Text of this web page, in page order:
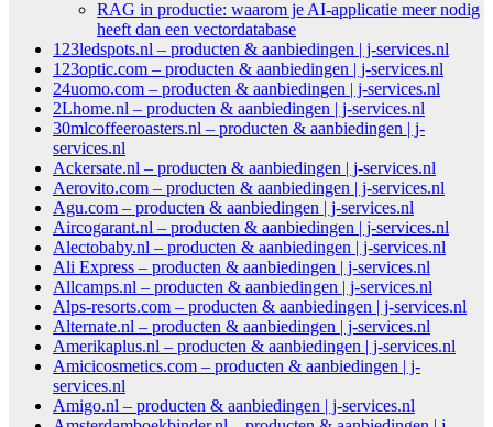
RAG in productie: waarom je AI-applicatie meer nodig
heeft dan een vectordatabase
123ledspots.nl – producten & aanbiedingen | j-services.nl
123optic.com – producten & aanbiedingen | j-services.nl
24uomo.com – producten & aanbiedingen | j-services.nl
2Lhome.nl – producten & aanbiedingen | j-services.nl
30mlcoffeeroasters.nl – producten & aanbiedingen | j-
services.nl
Ackersate.nl – producten & aanbiedingen | j-services.nl
Aerovito.com – producten & aanbiedingen | j-services.nl
Agu.com – producten & aanbiedingen | j-services.nl
Aircogarant.nl – producten & aanbiedingen | j-services.nl
Alectobaby.nl – producten & aanbiedingen | j-services.nl
Ali Express – producten & aanbiedingen | j-services.nl
Allcamps.nl – producten & aanbiedingen | j-services.nl
Alps-resorts.com – producten & aanbiedingen | j-services.nl
Alternate.nl – producten & aanbiedingen | j-services.nl
Amerikaplus.nl – producten & aanbiedingen | j-services.nl
Amicicosmetics.com – producten & aanbiedingen | j-
services.nl
Amigo.nl – producten & aanbiedingen | j-services.nl